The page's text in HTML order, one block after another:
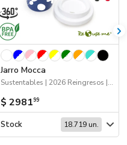
Jarro Mocca
Sustentables | 2026 Reingresos | Drinkware
$ 298199
Stock 18.719 un.